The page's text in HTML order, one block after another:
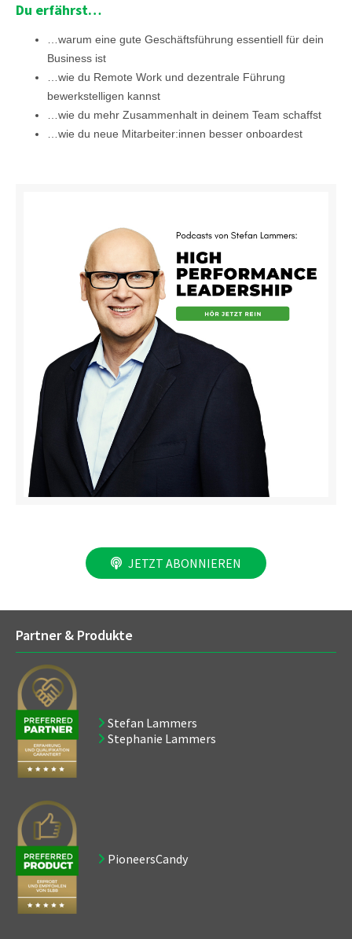
Du erfährst…
…warum eine gute Geschäftsführung essentiell für dein
Business ist
…wie du Remote Work und dezentrale Führung
bewerkstelligen kannst
…wie du mehr Zusammenhalt in deinem Team schaffst
…wie du neue Mitarbeiter:innen besser onboardest
JETZT ABONNIEREN
Partner & Produkte
Stefan Lammers
Stephanie Lammers
PioneersCandy